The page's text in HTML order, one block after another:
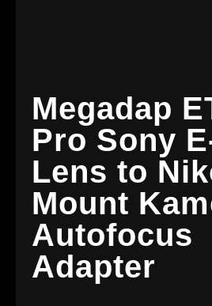
Megadap
Pro Sony
Lens to
Mount
Autofocus
Adapter